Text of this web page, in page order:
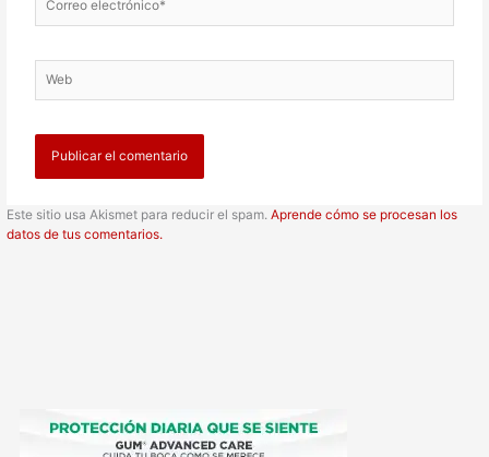
electrónico*
Este sitio usa Akismet para reducir el spam.Aprende cómo se procesan los
datos de tus comentarios.